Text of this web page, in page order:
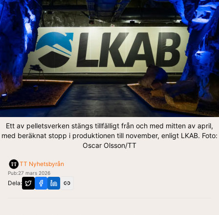
Ett av pelletsverken stängs tillfälligt från och med mitten av april,
med beräknat stopp i produktionen till november, enligt LKAB. Foto:
Oscar Olsson/TT
TT Nyhetsbyrån
Pub:27 mars 2026
Dela: